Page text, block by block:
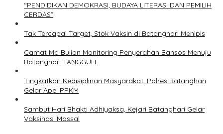
“PENDIDIKAN DEMOKRASI, BUDAYA LITERASI DAN PEMILIH
CERDAS”
Tak Tercapai Target, Stok Vaksin di Batanghari Menipis
Camat Ma Bulian Monitoring Penyerahan Bansos Menuju
Batanghari TANGGUH
Tingkatkan Kedisiplinan Masyarakat, Polres Batanghari
Gelar Apel PPKM
Sambut Hari Bhakti Adhiyaksa, Kejari Batanghari Gelar
Vaksinasi Massal